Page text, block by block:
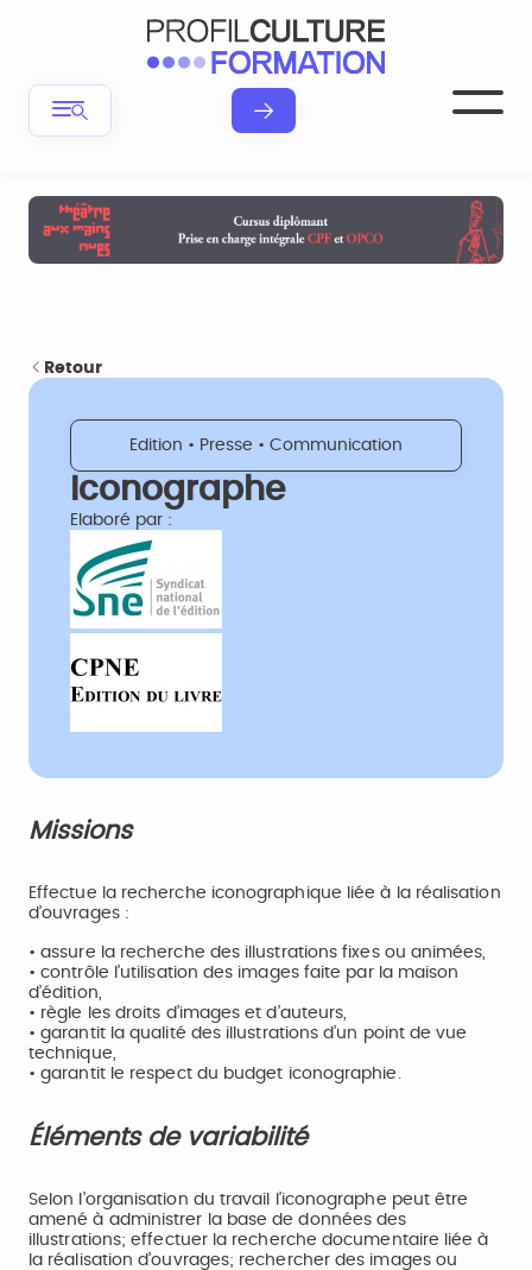
Retour
Edition • Presse • Communication
Iconographe
Elaboré par :
Missions
Effectue la recherche iconographique liée à la réalisation
d’ouvrages :
• assure la recherche des illustrations fixes ou animées,
• contrôle l’utilisation des images faite par la maison
d’édition,
• règle les droits d’images et d’auteurs,
• garantit la qualité des illustrations d’un point de vue
technique,
• garantit le respect du budget iconographie.
Éléments de variabilité
Selon l’organisation du travail l’iconographe peut être
amené à administrer la base de données des
illustrations; effectuer la recherche documentaire liée à
la réalisation d’ouvrages; rechercher des images ou